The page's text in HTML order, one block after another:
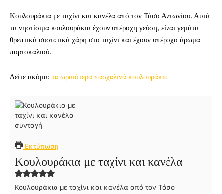
Κουλουράκια με ταχίνι και κανέλα από τον Τάσο Αντωνίου. Αυτά
τα νηστίσιμα κουλουράκια έχουν υπέροχη γεύση, είναι γεμάτα
θρεπτικά συστατικά χάρη στο ταχίνι και έχουν υπέροχο άρωμα
πορτοκαλιού.
Δείτε ακόμα: τα ωραιότερα πασχαλινά κουλουράκια
Εκτύπωση
Κουλουράκια με ταχίνι και κανέλα
Κουλουράκια με ταχίνι και κανέλα από τον Τάσο